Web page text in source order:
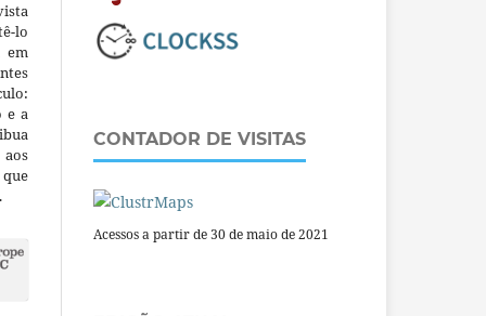
lo
em
e a
CONTADOR DE VISITAS
Acessos a partir de 30 de maio de 2021